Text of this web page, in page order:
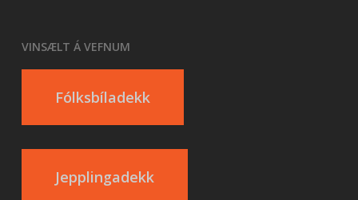
VINSÆLT Á VEFNUM
Fólksbíladekk
Jepplingadekk